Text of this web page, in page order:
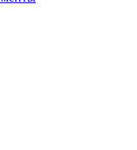
материалы
печати
картриджи